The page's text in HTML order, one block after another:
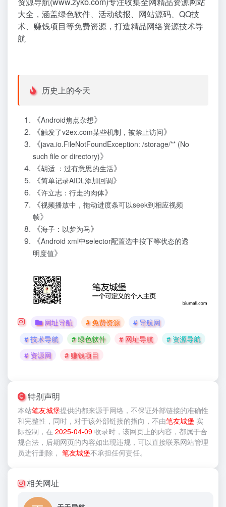
大全，涵盖绿色软件、活动线报、网站源码、QQ技
术、赚钱项目等免费资源，打造精品网络资源技术导
航
历史上的今天
《Android焦点杂想》
《触发了v2ex.com某些机制，被禁止访问》
《java.io.FileNotFoundException: /storage/** (No
such file or directory)》
《胡适 ：过有意思的生活》
《简单记录AIDL添加回调》
《许立志：行走的肉体》
《视频播放中，拖动进度条可以seek到相应视频
帧》
《海子：以梦为马》
《Android xml中selector配置选中按下等状态的透
明度值》
网址导航 # 免费资源
# 导航网
# 技术导航
# 绿色软件 # 网址导航
# 资源导航
# 资源网
# 赚钱项目
特别声明
本站笔友城堡提供的都来源于网络，不保证外部链接的准确性
和完整性，同时，对于该外部链接的指向，不由笔友城堡 实
际控制，在 2025-04-09 收录时，该网页上的内容，都属于合
规合法，后期网页的内容如出现违规，可以直接联系网站管理
员进行删除， 笔友城堡不承担任何责任。
相关网址